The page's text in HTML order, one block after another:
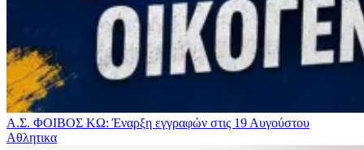
Α.Σ. ΦΟΙΒΟΣ ΚΩ: Έναρξη εγγραφών στις 19 Αυγούστου
Αθλητικα